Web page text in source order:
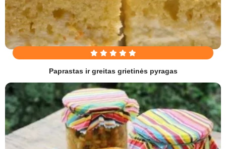
Paprastas ir greitas grietinės pyragas